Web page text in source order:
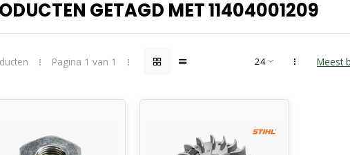
GETAGD MET 11404001209
Pagina 1 van 1 Meest